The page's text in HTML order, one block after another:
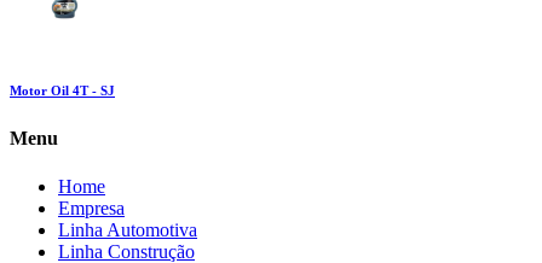
Motor Oil 4T - SJ
Menu
Home
Empresa
Linha Automotiva
Linha Construção